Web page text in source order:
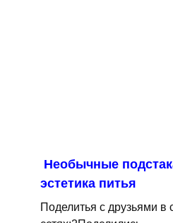
Необычные
эстетика питья
Поделитья с друзьями в